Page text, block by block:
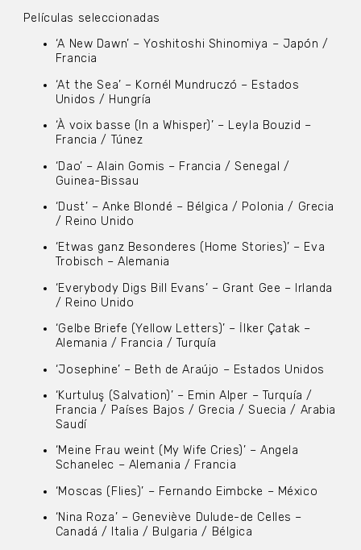
Películas seleccionadas
‘A New Dawn’ – Yoshitoshi Shinomiya – Japón /
Francia
‘At the Sea’ – Kornél Mundruczó – Estados
Unidos / Hungría
‘À voix basse (In a Whisper)’ – Leyla Bouzid –
Francia / Túnez
‘Dao’ – Alain Gomis – Francia / Senegal /
Guinea-Bissau
‘Dust’ – Anke Blondé – Bélgica / Polonia / Grecia
/ Reino Unido
‘Etwas ganz Besonderes (Home Stories)’ – Eva
Trobisch – Alemania
‘Everybody Digs Bill Evans’ – Grant Gee – Irlanda
/ Reino Unido
‘Gelbe Briefe (Yellow Letters)’ – İlker Çatak –
Alemania / Francia / Turquía
‘Josephine’ – Beth de Araújo – Estados Unidos
‘Kurtuluş (Salvation)’ – Emin Alper – Turquía /
Francia / Países Bajos / Grecia / Suecia / Arabia
Saudí
‘Meine Frau weint (My Wife Cries)’ – Angela
Schanelec – Alemania / Francia
‘Moscas (Flies)’ – Fernando Eimbcke – México
‘Nina Roza’ – Geneviève Dulude-de Celles –
Canadá / Italia / Bulgaria / Bélgica